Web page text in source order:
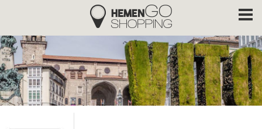
Skip to main content
Hemengo Shopping